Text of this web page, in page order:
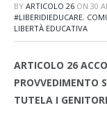
BY ARTICOLO 26 ON 30
#LIBERIDIEDUCARE,
LIBERTÀ EDUCATIVA
ARTICOLO 26
PROVVEDIMENTO
TUTELA I